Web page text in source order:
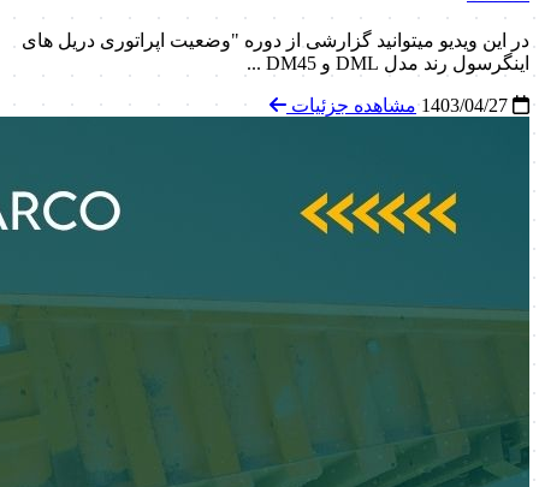
در این ویدیو میتوانید گزارشی از دوره "وضعیت اپراتوری دریل های
اینگرسول‌ رند مدل DML و DM45 ...
مشاهده جزئیات